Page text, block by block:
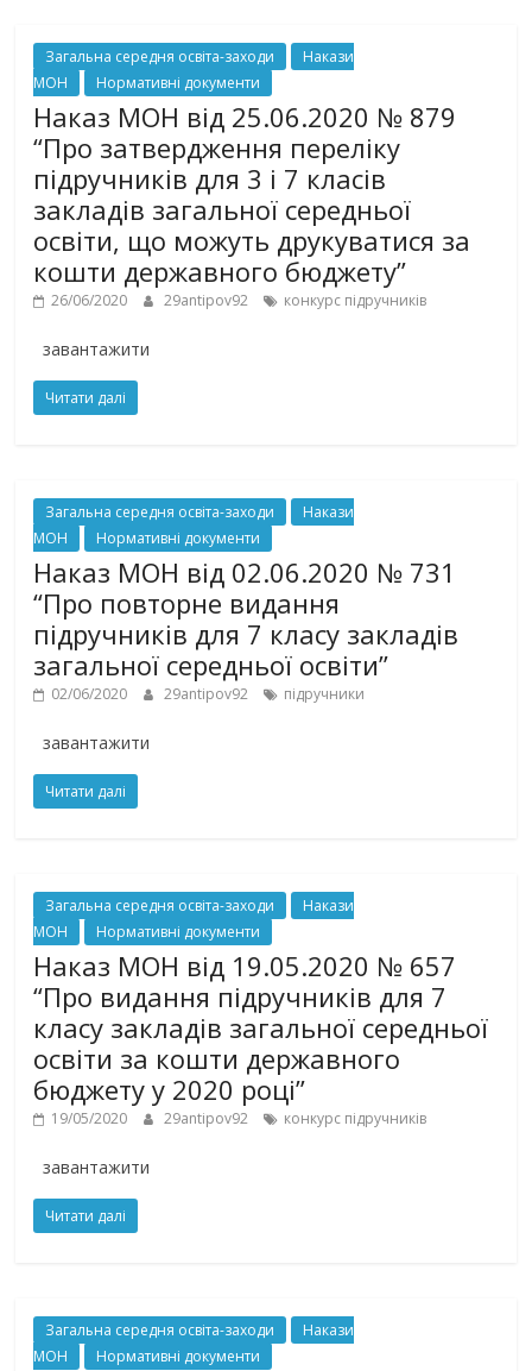
Загальна середня освіта-заходи
Накази
МОН
Нормативні документи
Наказ МОН від 25.06.2020 № 879
“Про затвердження переліку
підручників для 3 і 7 класів
закладів загальної середньої
освіти, що можуть друкуватися за
кошти державного бюджету”
26/06/2020 29antipov92 конкурс підручників
завантажити
Читати далі
Загальна середня освіта-заходи
Накази
МОН
Нормативні документи
Наказ МОН від 02.06.2020 № 731
“Про повторне видання
підручників для 7 класу закладів
загальної середньої освіти”
02/06/2020 29antipov92 підручники
завантажити
Читати далі
Загальна середня освіта-заходи
Накази
МОН
Нормативні документи
Наказ МОН від 19.05.2020 № 657
“Про видання підручників для 7
класу закладів загальної середньої
освіти за кошти державного
бюджету у 2020 році”
19/05/2020 29antipov92 конкурс підручників
завантажити
Читати далі
Загальна середня освіта-заходи
Накази
МОН
Нормативні документи